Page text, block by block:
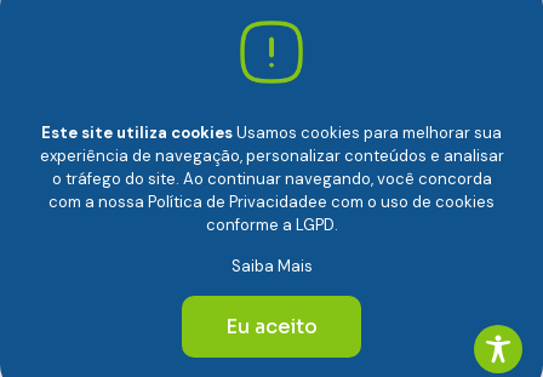
Av. Paulista, 2064. Conjunto 14, (Edifício Paulista) -
CEP 01310-928 Consolação – São Paulo/SP
Câmara Brasileira da Economia Digital (camara-e.net) |
Este site utiliza cookiesUsamos cookies para melhorar sua
experiência de navegação, personalizar conteúdos e analisar
o tráfego do site. Ao continuar navegando, você concorda
com a nossa Política de Privacidadee com o uso de cookies
conforme a LGPD.
Saiba Mais
Eu aceito